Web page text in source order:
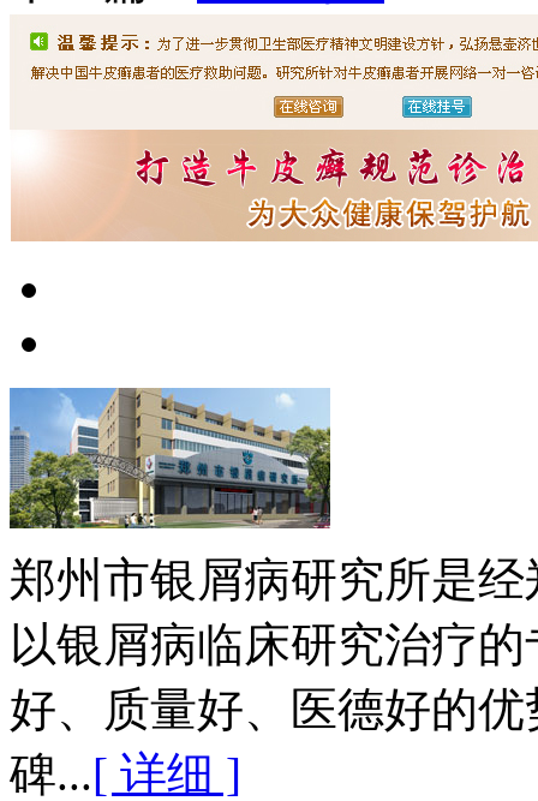
郑州市银屑病研究所是
以银屑病临床研究治疗
好、质量好、医德好的
碑...[ 详细 ]